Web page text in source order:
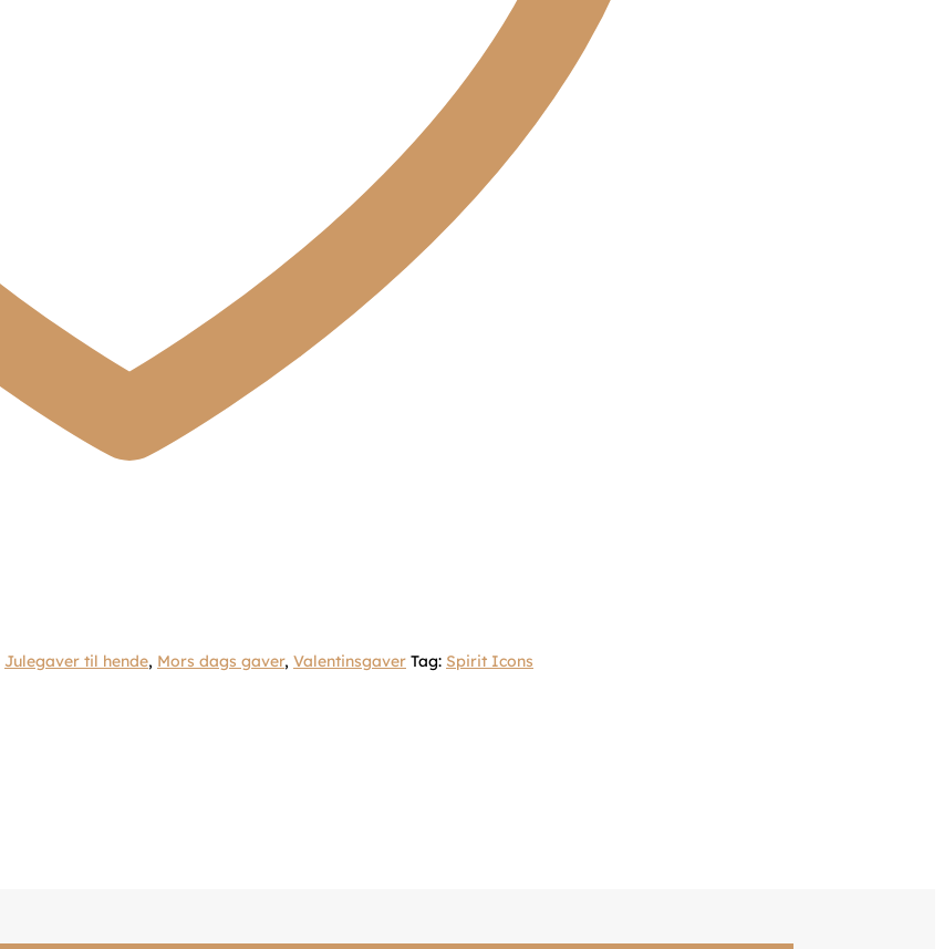
Julegaver til hende, Mors dags gaver, Valentinsgaver Tag: Spirit Icons